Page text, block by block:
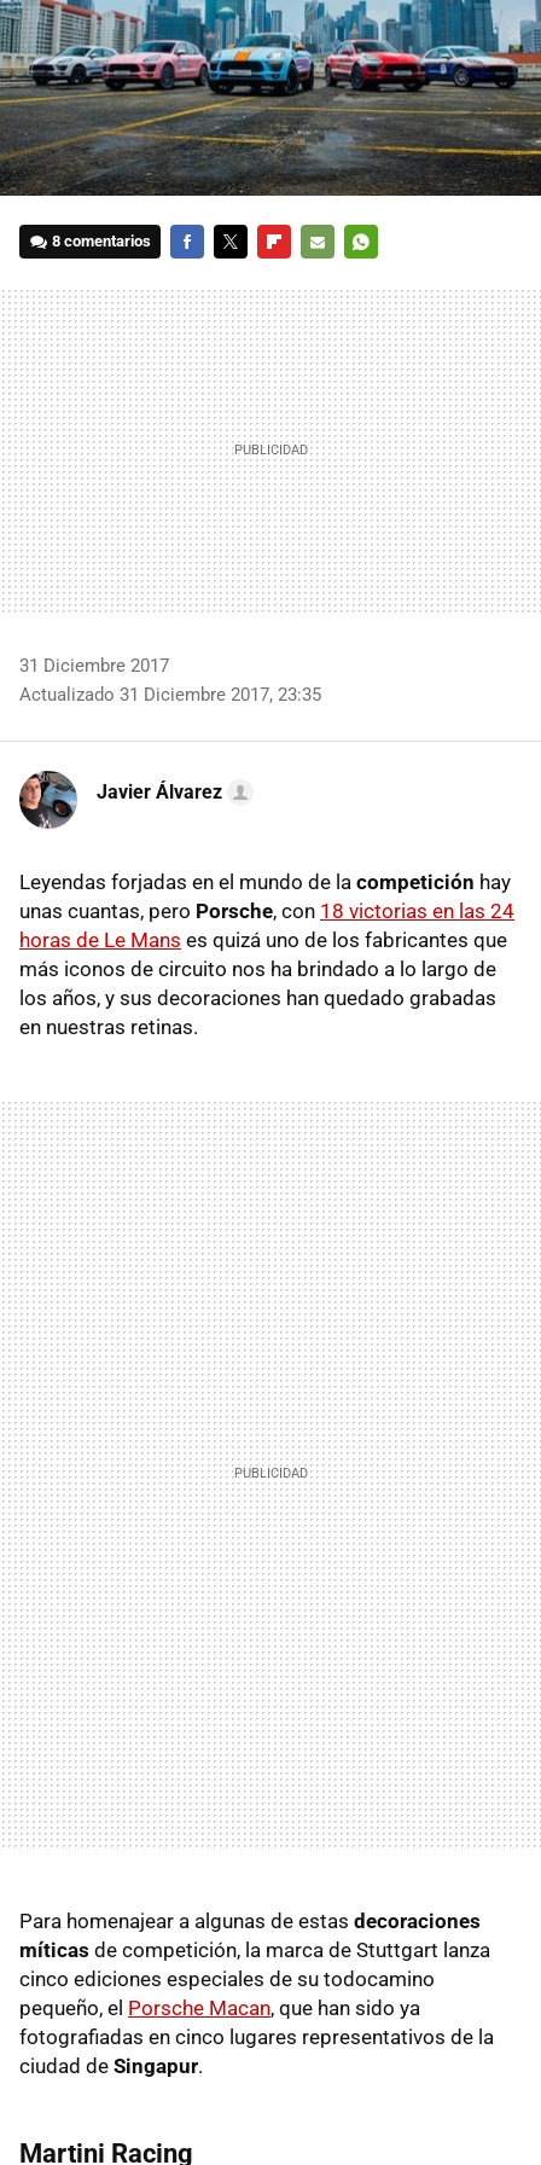
8 comentarios
MAIL
31 Diciembre 2017
Actualizado 31 Diciembre 2017, 23:35
Javier Álvarez
Leyendas forjadas en el mundo de la competición hay
unas cuantas, pero Porsche, con 18 victorias en las 24
horas de Le Mans es quizá uno de los fabricantes que
más iconos de circuito nos ha brindado a lo largo de
los años, y sus decoraciones han quedado grabadas
en nuestras retinas.
Para homenajear a algunas de estas decoraciones
míticas de competición, la marca de Stuttgart lanza
cinco ediciones especiales de su todocamino
pequeño, el Porsche Macan, que han sido ya
fotografiadas en cinco lugares representativos de la
ciudad de Singapur.
Martini Racing